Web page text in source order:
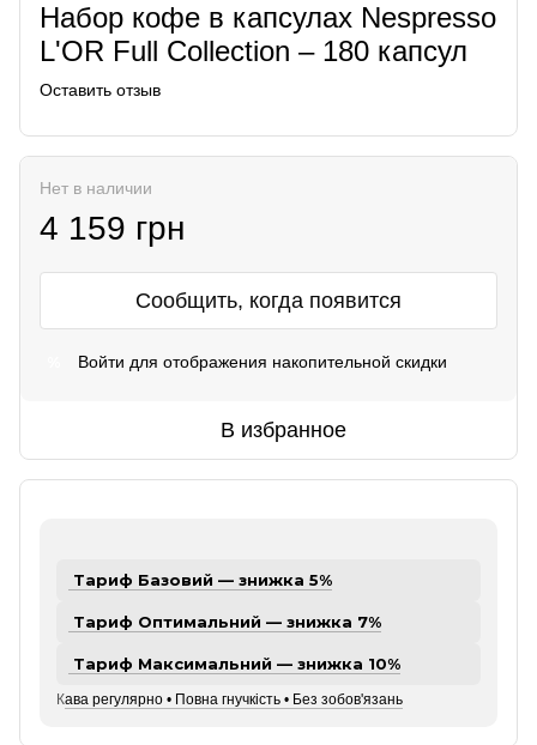
Набор кофе в капсулах Nespresso
L'OR Full Collection – 180 капсул
Оставить отзыв
Нет в наличии
4 159 грн
Сообщить, когда появится
Войти для отображения накопительной скидки
В избранное
Тариф Базовий — знижка 5%
Тариф Оптимальний — знижка 7%
Тариф Максимальний — знижка 10%
Кава регулярно • Повна гнучкість • Без зобов'язань